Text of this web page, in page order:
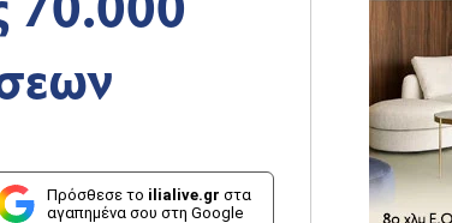
Πρόσθεσε το ilialive.gr στα
αγαπημένα σου στη Google